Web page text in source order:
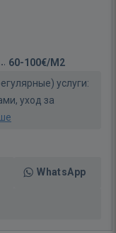
60-100€/M2
услуги:
уход за
WhatsApp